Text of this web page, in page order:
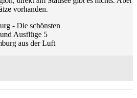
vorhanden.
aus der Luft